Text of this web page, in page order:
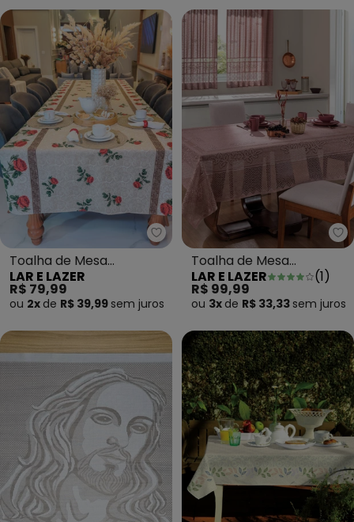
Lar e Lazer - Toalha de Mesa
Toalha de Mesa
Retangular Sortido
140x250 Cm
LAR E LAZER
R$ 79,99
ou 2x de R$ 39,99 sem juros
Toalha de Mesa
Retangular Rose 150x220
cm
LAR E LAZER (1)
R$ 99,99
ou 3x de R$ 33,33 sem juros